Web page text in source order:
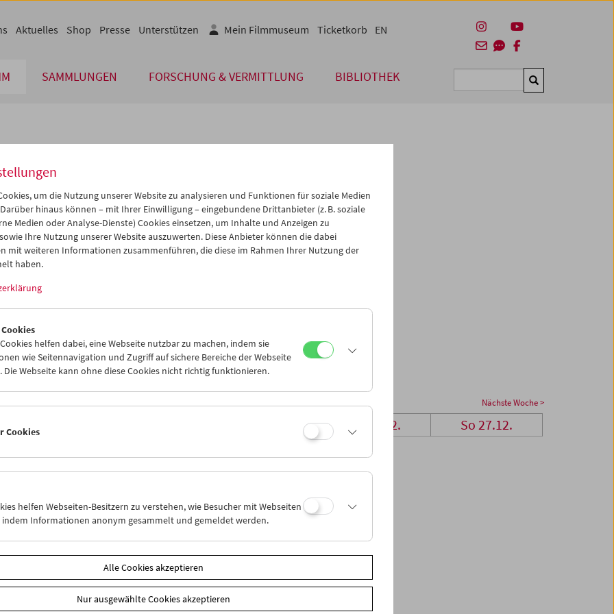
SAMMLUNGEN FORSCHUNG & VERMITTLUNG BIBLIOTHEK Suchen
Aktuelles Shop Presse Unterstützen Mein Filmmuseum Ticketkorb EN
Dez 2020 >>
Mi Do Fr Sa So
02 03 04 05
06
09 10 11 12
13
16 17
23 24
06
iCalender
Programmheft-PDF
English language or subtitles
Nächste Woche >
Mi 23.12. Sa 26.12. So 27.12.
um die Nutzung unserer Website zu analysieren und Funktionen für soziale Medien
hinaus können – mit Ihrer Einwilligung – eingebundene Drittanbieter (z. B. soziale
Medien oder Analyse-Dienste) Cookies einsetzen, um Inhalte und Anzeigen zu
Ihre Nutzung unserer Website auszuwerten. Diese Anbieter können die dabei
mit weiteren Informationen zusammenführen, die diese im Rahmen Ihrer Nutzung der
haben.
helfen dabei, eine Webseite nutzbar zu machen, indem sie
wie Seitennavigation und Zugriff auf sichere Bereiche der Webseite
Die Webseite kann ohne diese Cookies nicht richtig funktionieren.
Cookies
helfen Webseiten-Besitzern zu verstehen, wie Besucher mit Webseiten
indem Informationen anonym gesammelt und gemeldet werden.
Alle Cookies akzeptieren
Nur ausgewählte Cookies akzeptieren